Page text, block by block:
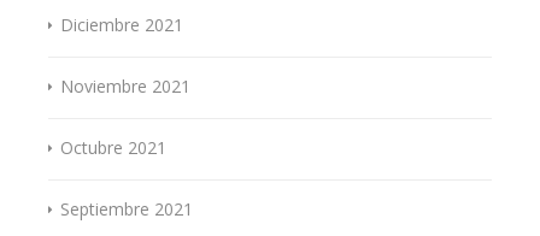
Diciembre 2021
Noviembre 2021
Octubre 2021
Septiembre 2021